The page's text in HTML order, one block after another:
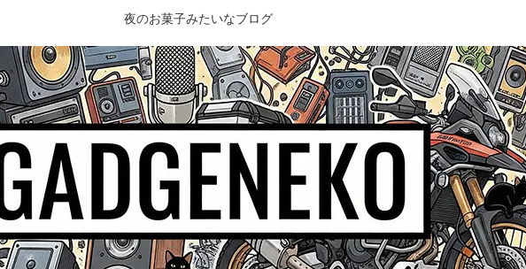
夜のお菓子みたいなブログ